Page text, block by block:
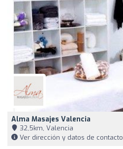
Alma Masajes Valencia
32,5km, Valencia
Ver dirección y datos de contacto